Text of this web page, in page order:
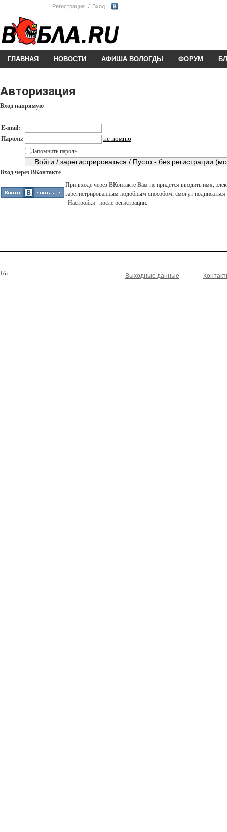
Регистрация Вход
ГЛАВНАЯ НОВОСТИ АФИША ВОЛОГДЫ ФОРУМ
Авторизация
Вход напрямую
E-mail:
Пароль:
не помню
Запомнить пароль
Вход через ВКонтакте
При входе через ВКонтакте Вам не придется вводить имя,
зарегистрированным подобным способом, смогут
"Настройки" после регистрации.
16+ Выходные данные